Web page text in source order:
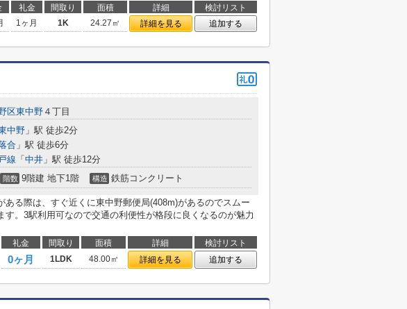
礼金 間取り 面積 詳細
検討リスト
1ヶ月 1K 24.27㎡ 詳細を見る 追加する
区東中野 ４丁目
中野 」駅 徒歩2分
合 」駅 徒歩6分
線 「 中井 」駅 徒歩12分
階数 9階建 地下1階 構造 鉄筋コンクリート
ある際は、すぐ近くに東中野郵便局(408m)があるのでスムー
す。3駅利用可なので交通の利便性が格段に良くなるのが魅力
礼金 間取り 面積 詳細
検討リスト
0ヶ月 1LDK 48.00㎡ 詳細を見る 追加する